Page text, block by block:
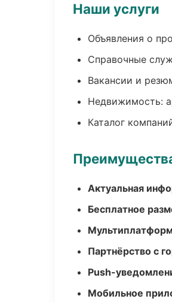
Наши услуги
Объявления о
Справочные
Вакансии и
Недвижимость:
Каталог
Актуальная
Бесплатное
Партнёрство с
Push-
Мобильное